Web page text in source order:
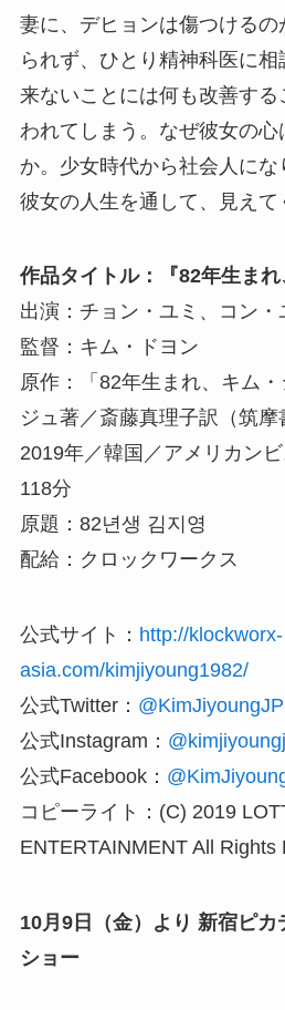
妻に、デヒョンは傷つける
られず、ひとり精神科医に
来ないことには何も改善す
われてしまう。なぜ彼女の
か。少女時代から社会人に
彼女の人生を通して、見え
作品タイトル：『82年生まれ
出演：チョン・ユミ、コン
監督：キム・ドヨン
原作：「82年生まれ、キム
ジュ著／斎藤真理子訳（筑摩
2019年／韓国／アメリカン
118分
原題：82년생 김지영
配給：クロックワークス
公式サイト： http://klockworx-
asia.com/kimjiyoung1982/
公式Twitter： @KimJiyoungJP
公式Instagram：
公式Facebook：
コピーライト：(C) 2019
ENTERTAINMENT All Rights
10月9日（金）より 新宿ピカ
ショー